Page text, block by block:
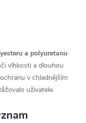
a polyuretanu
vlhkosti a dlouhou
v chladnějším
uživatele.